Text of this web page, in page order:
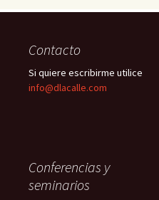
Contacto
Si quiere escribirme utilice
info@dlacalle.com
Conferencias y
seminarios